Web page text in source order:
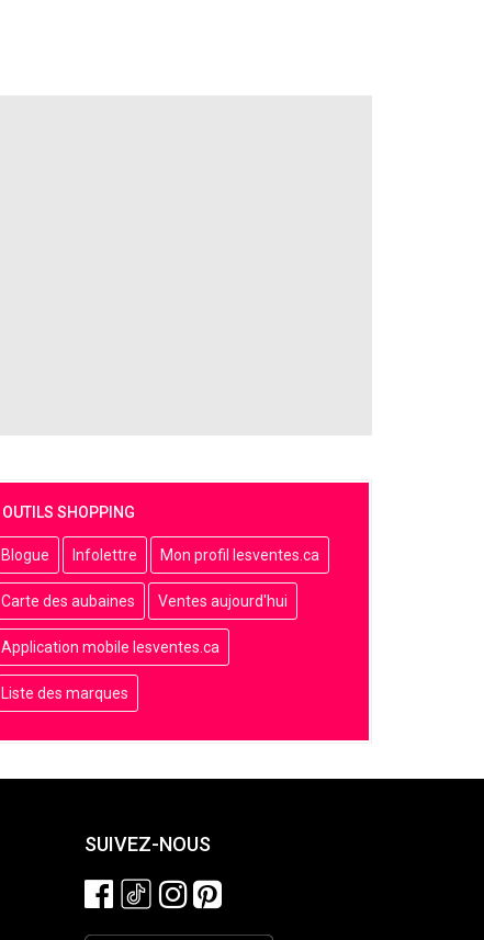
OUTILS SHOPPING
Blogue Infolettre Mon profil lesventes.ca
Carte des aubaines Ventes aujourd'hui
Application mobile lesventes.ca
Liste des marques
SUIVEZ-NOUS